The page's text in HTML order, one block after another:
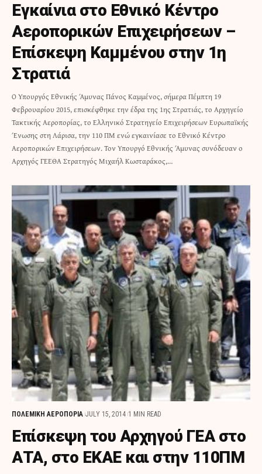
Εγκαίνια στο Εθνικό Κέντρο
Αεροπορικών Επιχειρήσεων –
Επίσκεψη Καμμένου στην 1η
Στρατιά
Ο Υπουργός Εθνικής Άμυνας Πάνος Καμμένος, σήμερα Πέμπτη 19
Φεβρουαρίου 2015, επισκέφθηκε την έδρα της 1ης Στρατιάς, το Αρχηγείο
Τακτικής Αεροπορίας, το Ελληνικό Στρατηγείο Επιχειρήσεων Ευρωπαϊκής
Ένωσης στη Λάρισα, την 110 ΠΜ ενώ εγκαινίασε το Εθνικό Κέντρο
Αεροπορικών Επιχειρήσεων. Τον Υπουργό Εθνικής Άμυνας συνόδευαν ο
Αρχηγός ΓΕΕΘΑ Στρατηγός Μιχαήλ Κωσταράκος,…
ΠΟΛΕΜΙΚΗ ΑΕΡΟΠΟΡΙΑ JULY 15, 2014 1 MIN READ
Επίσκεψη του Αρχηγού ΓΕΑ στο
ΑΤΑ, στο ΕΚΑΕ και στην 110ΠΜ